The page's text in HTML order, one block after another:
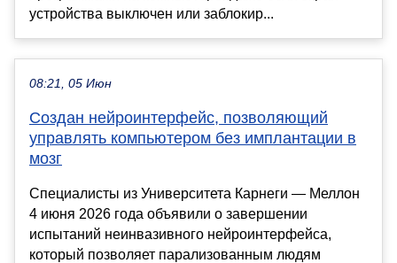
устройства выключен или заблокир...
08:21, 05 Июн
Cоздан нейроинтерфейс, позволяющий
управлять компьютером без имплантации в
мозг
Специалисты из Университета Карнеги — Меллон
4 июня 2026 года объявили о завершении
испытаний неинвазивного нейроинтерфейса,
который позволяет парализованным людям